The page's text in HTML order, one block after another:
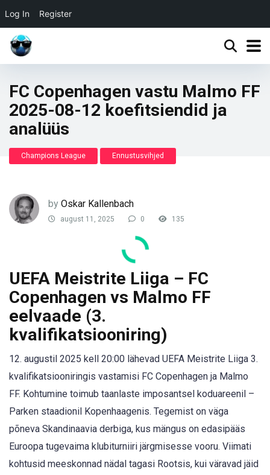
Log In Register
FC Copenhagen vastu Malmo FF
2025-08-12 koefitsiendid ja
analüüs
Champions League Ennustusvihjed
by Oskar Kallenbach
august 11, 2025 0 135
UEFA Meistrite Liiga – FC
Copenhagen vs Malmo FF
eelvaade (3.
kvalifikatsiooniring)
12. augustil 2025 kell 20:00 lähevad UEFA Meistrite Liiga 3.
kvalifikatsiooniringis vastamisi FC Copenhagen ja Malmo
FF. Kohtumine toimub taanlaste imposantsel koduareenil –
Parken staadionil Kopenhaagenis. Tegemist on väga
põneva Skandinaavia derbiga, kus mängus on edasipääs
Euroopa tugevaima klubiturniiri järgmisesse vooru. Viimati
kohtusid meeskonnad nädal tagasi Rootsis, kui väravad jäid